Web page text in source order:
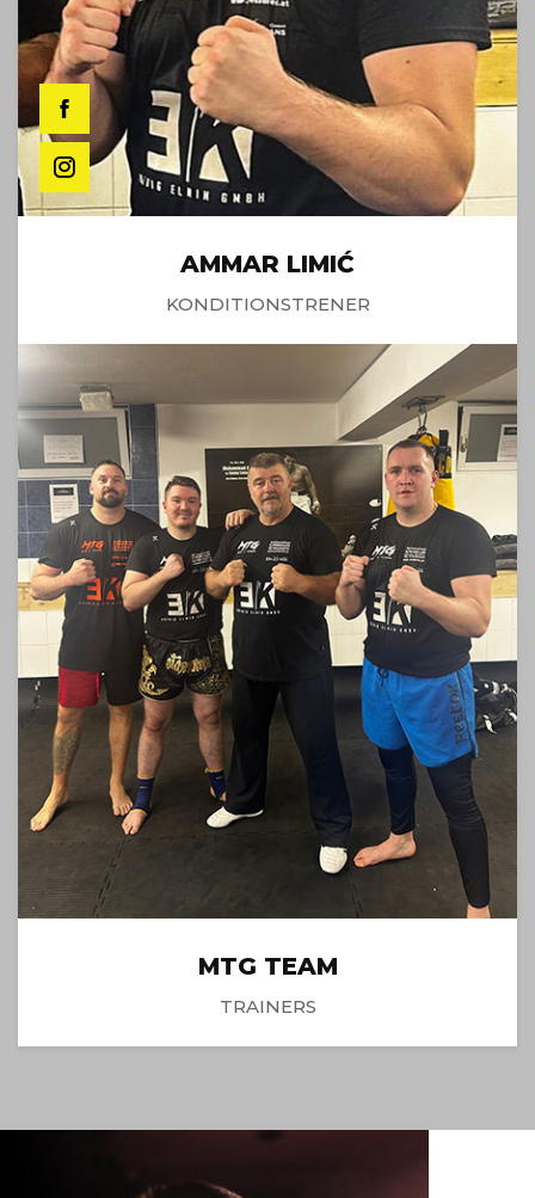
AMMAR LIMIĆ
KONDITIONSTRENER
MTG TEAM
TRAINERS